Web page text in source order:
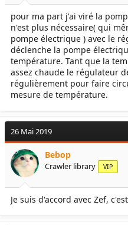
pour ma part j'ai viré la
n'est plus nécessaire( qui
pompe électrique ) avec le
déclenche la pompe
température. Tant que la
assez chaude le régulateur
régulièrement pour faire
mesure de température.
26 Mai 2019
Bebop
Crawler library VIP
Je suis d'accord avec Zef,